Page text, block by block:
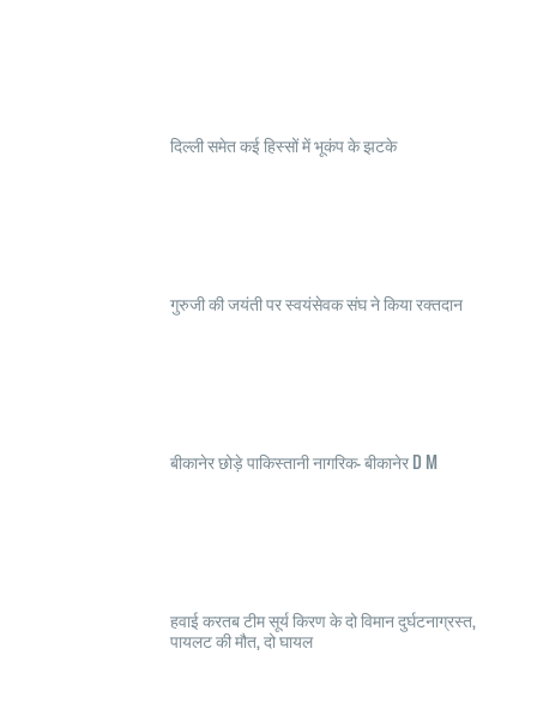
दिल्ली समेत कई हिस्सों में भूकंप के झटके
गुरुजी की जयंती पर स्वयंसेवक संघ ने किया रक्तदान
बीकानेर छोड़े पाकिस्तानी नागरिक- बीकानेर D M
हवाई करतब टीम सूर्य किरण के दो विमान दुर्घटनाग्रस्त,
पायलट की मौत, दो घायल